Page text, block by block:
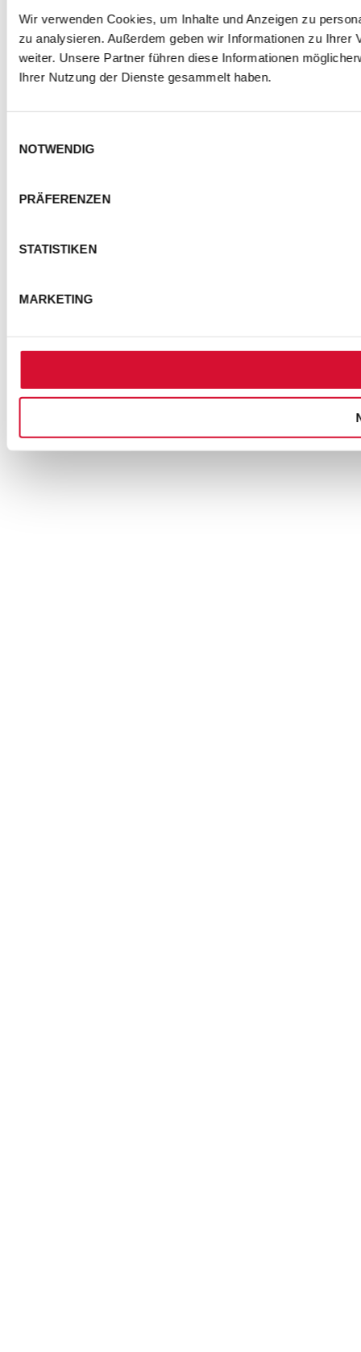
Wir verwenden Cookies, um Inhalte und Anzeigen zu
zu analysieren. Außerdem geben wir Informationen zu
weiter. Unsere Partner führen diese Informationen
Ihrer Nutzung der Dienste gesammelt haben.
NOTWENDIG
PRÄFERENZEN
STATISTIKEN
MARKETING